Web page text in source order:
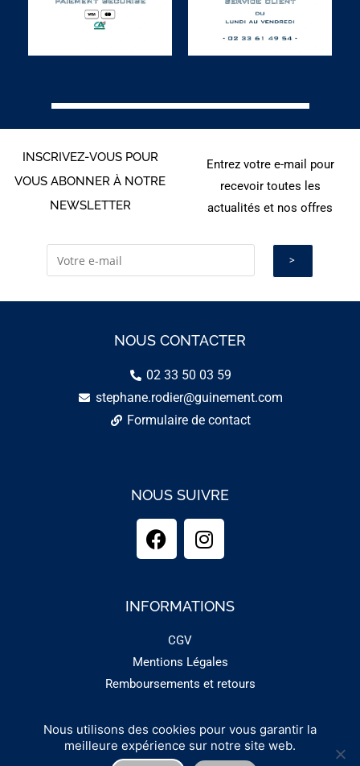
INSCRIVEZ-VOUS POUR
VOUS ABONNER À NOTRE
NEWSLETTER
Entrez votre e-mail pour
recevoir toutes les
actualités et nos offres
NOUS CONTACTER
02 33 50 03 59
stephane.rodier@guinement.com
Formulaire de contact
NOUS SUIVRE
INFORMATIONS
CGV
Mentions Légales
Remboursements et retours
Copyright 2025 - GUINEMENT
Nous utilisons des cookies pour vous garantir la
meilleure expérience sur notre site web.